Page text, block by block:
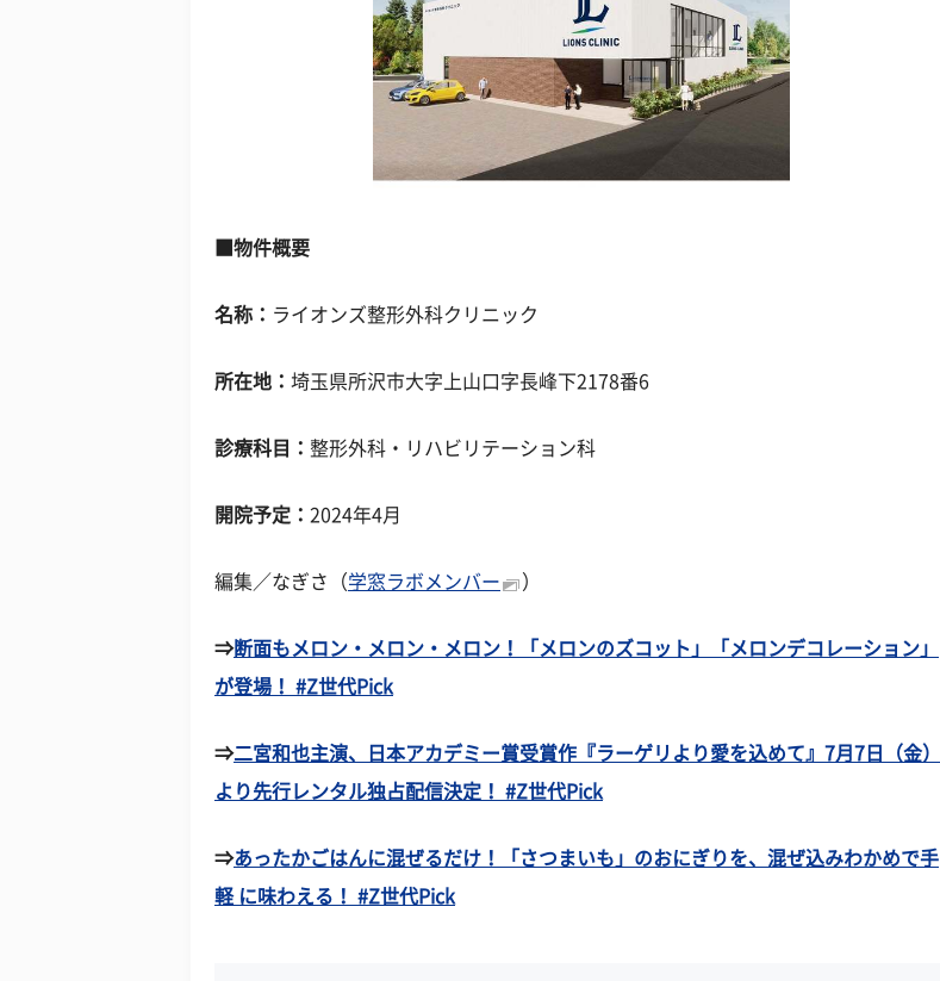
■物件概要
名称： ライオンズ整形外科クリニック
所在地： 埼玉県所沢市大字上山口字長峰下2178番6
診療科目： 整形外科・リハビリテーション科
開院予定： 2024年4月
編集／なぎさ（学窓ラボメンバー ）
⇒断面もメロン・メロン・メロン！「メロンのズコット」「メロンデコレーション」
が登場！ #Z世代Pick
⇒二宮和也主演、日本アカデミー賞受賞作『ラーゲリより愛を込めて』7月7日（金）
より先行レンタル独占配信決定！ #Z世代Pick
⇒あったかごはんに混ぜるだけ！「さつまいも」のおにぎりを、混ぜ込みわかめで手
軽 に味わえる！ #Z世代Pick